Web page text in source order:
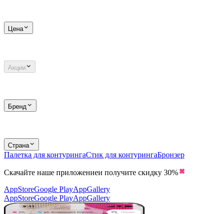
Цена
Акции
Бренд
Страна
Палетка для контурингаСтик для контурингаБронзер
Скачайте наше приложениеи получите скидку 30%
AppStoreGoogle PlayAppGallery
AppStoreGoogle PlayAppGallery